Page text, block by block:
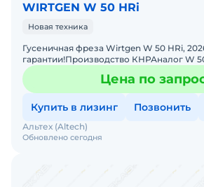
WIRTGEN W 50 НRi
Новая техника
Гусеничная фреза Wirtgen W 50 HRi,
гарантии!Производство КНРАналог W
ГерманииСрок поставки 4 недели,
Цена по
Купить в лизинг Позвонить
Обновлено сегодня
Альтех (Altech)